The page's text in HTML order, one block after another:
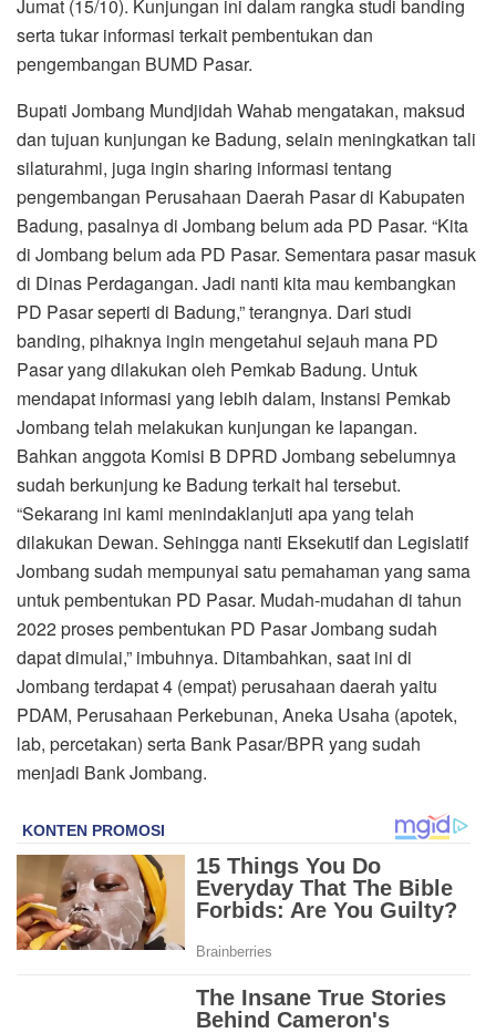
Jumat (15/10). Kunjungan ini dalam rangka studi banding
serta tukar informasi terkait pembentukan dan
pengembangan BUMD Pasar.
Bupati Jombang Mundjidah Wahab mengatakan, maksud
dan tujuan kunjungan ke Badung, selain meningkatkan tali
silaturahmi, juga ingin sharing informasi tentang
pengembangan Perusahaan Daerah Pasar di Kabupaten
Badung, pasalnya di Jombang belum ada PD Pasar. “Kita
di Jombang belum ada PD Pasar. Sementara pasar masuk
di Dinas Perdagangan. Jadi nanti kita mau kembangkan
PD Pasar seperti di Badung,” terangnya. Dari studi
banding, pihaknya ingin mengetahui sejauh mana PD
Pasar yang dilakukan oleh Pemkab Badung. Untuk
mendapat informasi yang lebih dalam, Instansi Pemkab
Jombang telah melakukan kunjungan ke lapangan.
Bahkan anggota Komisi B DPRD Jombang sebelumnya
sudah berkunjung ke Badung terkait hal tersebut.
“Sekarang ini kami menindaklanjuti apa yang telah
dilakukan Dewan. Sehingga nanti Eksekutif dan Legislatif
Jombang sudah mempunyai satu pemahaman yang sama
untuk pembentukan PD Pasar. Mudah-mudahan di tahun
2022 proses pembentukan PD Pasar Jombang sudah
dapat dimulai,” imbuhnya. Ditambahkan, saat ini di
Jombang terdapat 4 (empat) perusahaan daerah yaitu
PDAM, Perusahaan Perkebunan, Aneka Usaha (apotek,
lab, percetakan) serta Bank Pasar/BPR yang sudah
menjadi Bank Jombang.